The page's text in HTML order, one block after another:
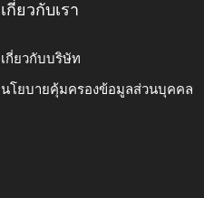
เกี่ยวกับเรา
เกี่ยวกับบริษัท
นโยบายคุ้มครองข้อมูลส่วนบุคคล